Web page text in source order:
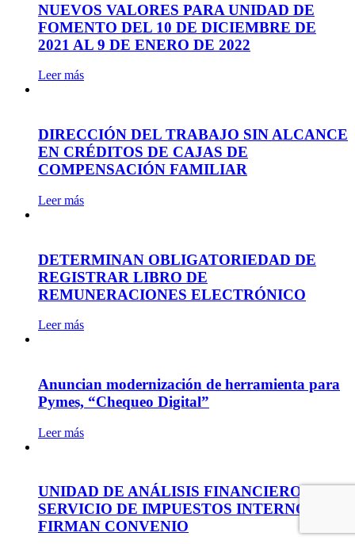
NUEVOS VALORES PARA UNIDAD DE
FOMENTO DEL 10 DE DICIEMBRE DE
2021 AL 9 DE ENERO DE 2022
Leer más
DIRECCIÓN DEL TRABAJO SIN ALCANCE
EN CRÉDITOS DE CAJAS DE
COMPENSACIÓN FAMILIAR
Leer más
DETERMINAN OBLIGATORIEDAD DE
REGISTRAR LIBRO DE
REMUNERACIONES ELECTRÓNICO
Leer más
Anuncian modernización de herramienta para
Pymes, “Chequeo Digital”
Leer más
UNIDAD DE ANÁLISIS FINANCIERO Y EL
SERVICIO DE IMPUESTOS INTERNOS
FIRMAN CONVENIO